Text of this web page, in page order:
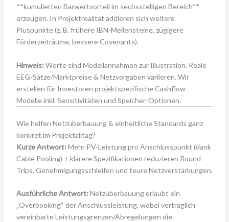
**kumulierten Barwertvorteil im sechsstelligen Bereich**
erzeugen. In Projektrealität addieren sich weitere
Pluspunkte (z. B. frühere IBN-Meilensteine, zügigere
Förderzeiträume, bessere Covenants).
Hinweis: Werte sind Modellannahmen zur Illustration. Reale
EEG-Sätze/Marktpreise & Netzvorgaben variieren. Wir
erstellen für Investoren projektspezifische Cashflow-
Modelle inkl. Sensitivitäten und Speicher-Optionen.
Wie helfen Netzüberbauung & einheitliche Standards ganz
konkret im Projektalltag?
Kurze Antwort: Mehr PV-Leistung pro Anschlusspunkt (dank
Cable Pooling) + klarere Spezifikationen reduzieren Round-
Trips, Genehmigungsschleifen und teure Netzverstärkungen.
Ausführliche Antwort: Netzüberbauung erlaubt ein
„Overbooking“ der Anschlussleistung, wobei vertraglich
vereinbarte Leistungsgrenzen/Abregelungen die